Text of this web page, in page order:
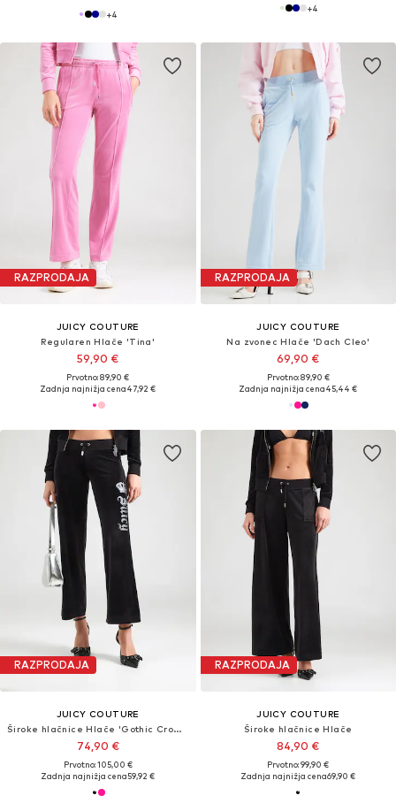
+4
+4
RAZPRODAJA
JUICY COUTURE
Regularen Hlače 'Tina'
59,90 €
Prvotno: 89,90 €
Zadnja najnižja cena47,92 €
RAZPRODAJA
JUICY COUTURE
Na zvonec Hlače 'Dach Cleo'
69,90 €
Prvotno: 89,90 €
Zadnja najnižja cena45,44 €
RAZPRODAJA
JUICY COUTURE
Široke hlačnice Hlače 'Gothic Crown'
74,90 €
Prvotno: 105,00 €
Zadnja najnižja cena59,92 €
RAZPRODAJA
JUICY COUTURE
Široke hlačnice Hlače
84,90 €
Prvotno: 99,90 €
Zadnja najnižja cena69,90 €